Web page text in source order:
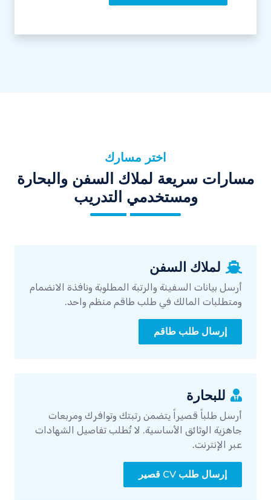
اختر مسارك
مسارات سريعة لملاك السفن والبحارة
ومستخدمي التدريب
لملاك السفن
أرسل بيانات السفينة والرتبة المطلوبة ونافذة الانضمام
ومتطلبات المالك في طلب طاقم منظم واحد.
إرسال طلب طاقم
للبحارة
أرسل طلباً قصيراً يتضمن رتبتك وتوافرك ومربعات
جاهزية الوثائق الأساسية. لا تُطلب تفاصيل الشهادات
عبر الإنترنت.
إرسال طلب CV قصير